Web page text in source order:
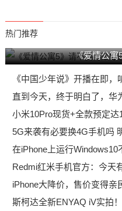
热门推荐
《爱情公寓
《中国少年说》开播在即，
直到今天，终于明白了，华
小米10Pro现货+全款预定达
5G来袭有必要换4G手机吗
在iPhone上运行Windows10
Redmi红米手机官方：今天
iPhone大降价，售价变得亲
斯柯达全新ENYAQ iV实拍